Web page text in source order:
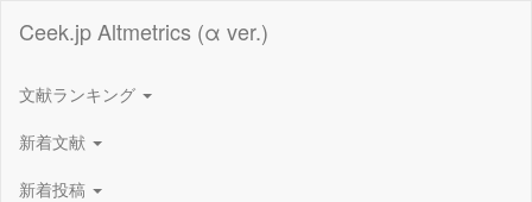
Ceek.jp Altmetrics (α ver.)
文献ランキング
新着文献
新着投稿